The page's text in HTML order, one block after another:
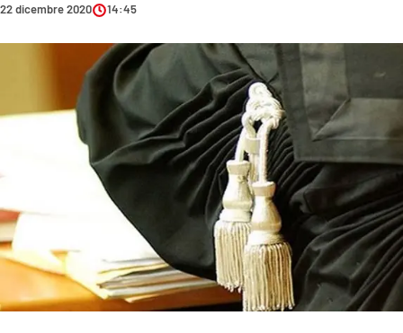
SOCIETÀ
CULTURA
ECONOMIA E LAVORO
SPORT
Streaming
22 dicembre 2020 14:45